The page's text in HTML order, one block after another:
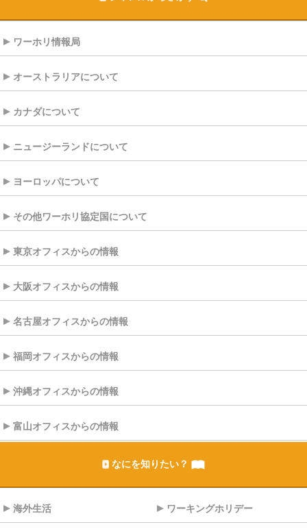
ワーホリ情報局
オーストラリアについて
カナダについて
ニュージーランドについて
ヨーロッパについて
その他ワーホリ協定国について
東京オフィスからの情報
大阪オフィスからの情報
名古屋オフィスからの情報
福岡オフィスからの情報
沖縄オフィスからの情報
富山オフィスからの情報
なにを知りたい？
海外生活 ワーキングホリデー